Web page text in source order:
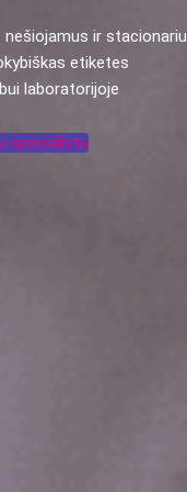
ir
etiketes
laboratorijoje
specialistu